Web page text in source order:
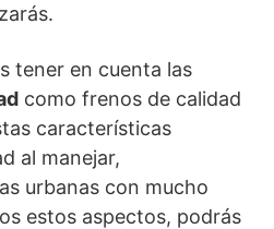
tener en cuenta las
como frenos de calidad
características
al manejar,
urbanas con mucho
estos aspectos, podrás